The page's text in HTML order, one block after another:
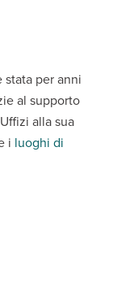
per anni
al supporto
alla sua
i luoghi di